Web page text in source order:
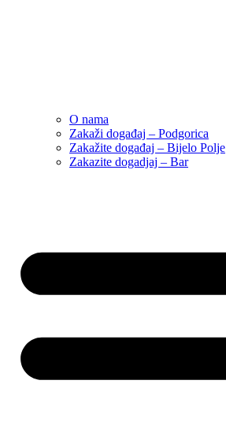
O nama
Zakaži događaj – Podgorica
Zakažite događaj – Bijelo Polje
Zakazite dogadjaj – Bar